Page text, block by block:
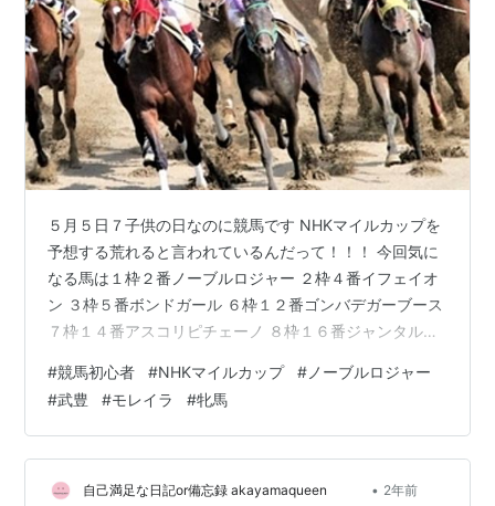
５月５日７子供の日なのに競馬です NHKマイルカップを
予想する荒れると言われているんだって！！！ 今回気に
なる馬は１枠２番ノーブルロジャー ２枠４番イフェイオ
ン ３枠５番ボンドガール ６枠１２番ゴンバデガーブース
７枠１４番アスコリピチェーノ ８枠１６番ジャンタルマ
う だけど２着なんじゃないかって思う。 なんとなく。１
着は アスコリピチェーノお嬢が有力かな武豊の ボンドガ
ール モレイラの ゴンバデガーブースは外せない１番人気
というのがなんとなく ダメかもと思いつつ アスコリピチ
ェーノ イフェイオンお嬢は なんとなく、気になっていた
#競馬初心者 #NHKマイルカップ # ノーブルロジャー
#武豊 #モレイラ #牝馬
自己満足な日記or備忘録 akayamaqueen • 2年前